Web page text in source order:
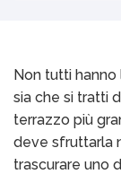
Non tutti
sia che si tratti
terrazzo più
deve sfruttarla
trascurare uno